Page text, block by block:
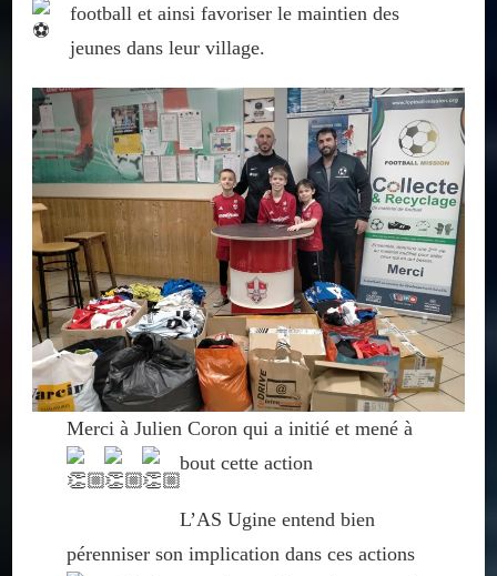
football et ainsi favoriser le maintien des
jeunes dans leur village.
Merci à Julien Coron qui a initié et mené à
bout cette action
L’AS Ugine entend bien
pérenniser son implication dans ces actions